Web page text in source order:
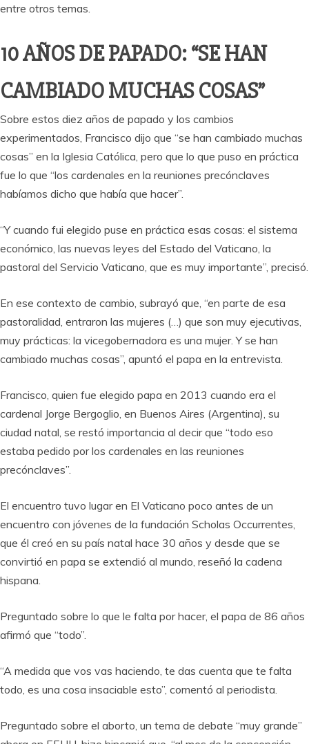
entre otros temas.
10 AÑOS DE PAPADO: “SE HAN
CAMBIADO MUCHAS COSAS”
Sobre estos diez años de papado y los cambios
experimentados, Francisco dijo que “se han cambiado muchas
cosas” en la Iglesia Católica, pero que lo que puso en práctica
fue lo que “los cardenales en la reuniones precónclaves
habíamos dicho que había que hacer”.
“Y cuando fui elegido puse en práctica esas cosas: el sistema
económico, las nuevas leyes del Estado del Vaticano, la
pastoral del Servicio Vaticano, que es muy importante”, precisó.
En ese contexto de cambio, subrayó que, “en parte de esa
pastoralidad, entraron las mujeres (…) que son muy ejecutivas,
muy prácticas: la vicegobernadora es una mujer. Y se han
cambiado muchas cosas”, apuntó el papa en la entrevista.
Francisco, quien fue elegido papa en 2013 cuando era el
cardenal Jorge Bergoglio, en Buenos Aires (Argentina), su
ciudad natal, se restó importancia al decir que “todo eso
estaba pedido por los cardenales en las reuniones
precónclaves”.
El encuentro tuvo lugar en El Vaticano poco antes de un
encuentro con jóvenes de la fundación Scholas Occurrentes,
que él creó en su país natal hace 30 años y desde que se
convirtió en papa se extendió al mundo, reseñó la cadena
hispana.
Preguntado sobre lo que le falta por hacer, el papa de 86 años
afirmó que “todo”.
“A medida que vos vas haciendo, te das cuenta que te falta
todo, es una cosa insaciable esto”, comentó al periodista.
Preguntado sobre el aborto, un tema de debate “muy grande”